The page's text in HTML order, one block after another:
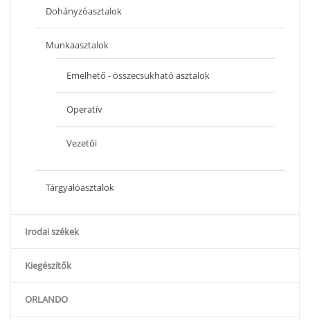
Dohányzóasztalok
Munkaasztalok
Emelhető - összecsukható asztalok
Operatív
Vezetői
Tárgyalóasztalok
Irodai székek
Kiegészítők
ORLANDO